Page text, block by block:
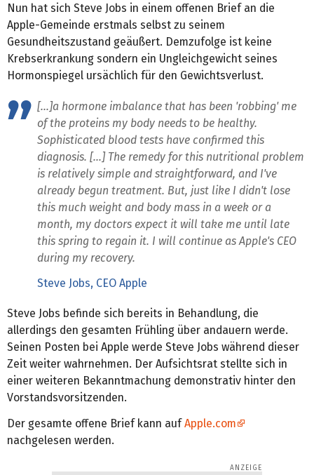
Nun hat sich Steve Jobs in einem offenen Brief an die
Apple-Gemeinde erstmals selbst zu seinem
Gesundheitszustand geäußert. Demzufolge ist keine
Krebserkrankung sondern ein Ungleichgewicht seines
Hormonspiegel ursächlich für den Gewichtsverlust.
[...]a hormone imbalance that has been 'robbing' me
of the proteins my body needs to be healthy.
Sophisticated blood tests have confirmed this
diagnosis. [...] The remedy for this nutritional problem
is relatively simple and straightforward, and I've
already begun treatment. But, just like I didn't lose
this much weight and body mass in a week or a
month, my doctors expect it will take me until late
this spring to regain it. I will continue as Apple's CEO
during my recovery.
Steve Jobs, CEO Apple
Steve Jobs befinde sich bereits in Behandlung, die
allerdings den gesamten Frühling über andauern werde.
Seinen Posten bei Apple werde Steve Jobs während dieser
Zeit weiter wahrnehmen. Der Aufsichtsrat stellte sich in
einer weiteren Bekanntmachung demonstrativ hinter den
Vorstandsvorsitzenden.
Der gesamte offene Brief kann aufApple.com
nachgelesen werden.